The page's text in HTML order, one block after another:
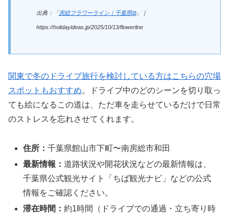
出典：「 房総フラワーライン｜千葉県⧉」｜
https://holidayideas.jp/2025/10/13/flowerline
関東で冬のドライブ旅行を検討している方はこちらの穴場
スポットもおすすめ。ドライブ中のどのシーンを切り取っ
ても絵になるこの道は、ただ車を走らせているだけで日常
のストレスを忘れさせてくれます。
住所：千葉県館山市下町〜南房総市和田
最新情報：道路状況や開花状況などの最新情報は、
千葉県公式観光サイト「ちば観光ナビ」などの公式
情報をご確認ください。
滞在時間：約1時間（ドライブでの通過・立ち寄り時